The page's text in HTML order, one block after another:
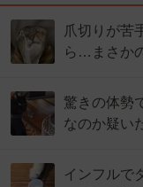
爪切りが苦
ら…まさか
驚きの体勢
なのか疑い
インフルで